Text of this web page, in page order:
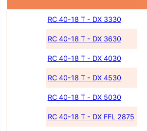
RC 40-18 T - DX 3330
RC 40-18 T - DX 3630
RC 40-18 T - DX 4030
RC 40-18 T - DX 4530
RC 40-18 T - DX 5030
RC 40-18 T - DX FFL 2875